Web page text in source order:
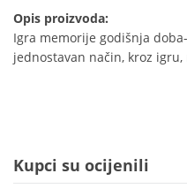
Opis proizvoda:
Igra memorije godišnja
jednostavan način, kroz
Kupci su ocijenili